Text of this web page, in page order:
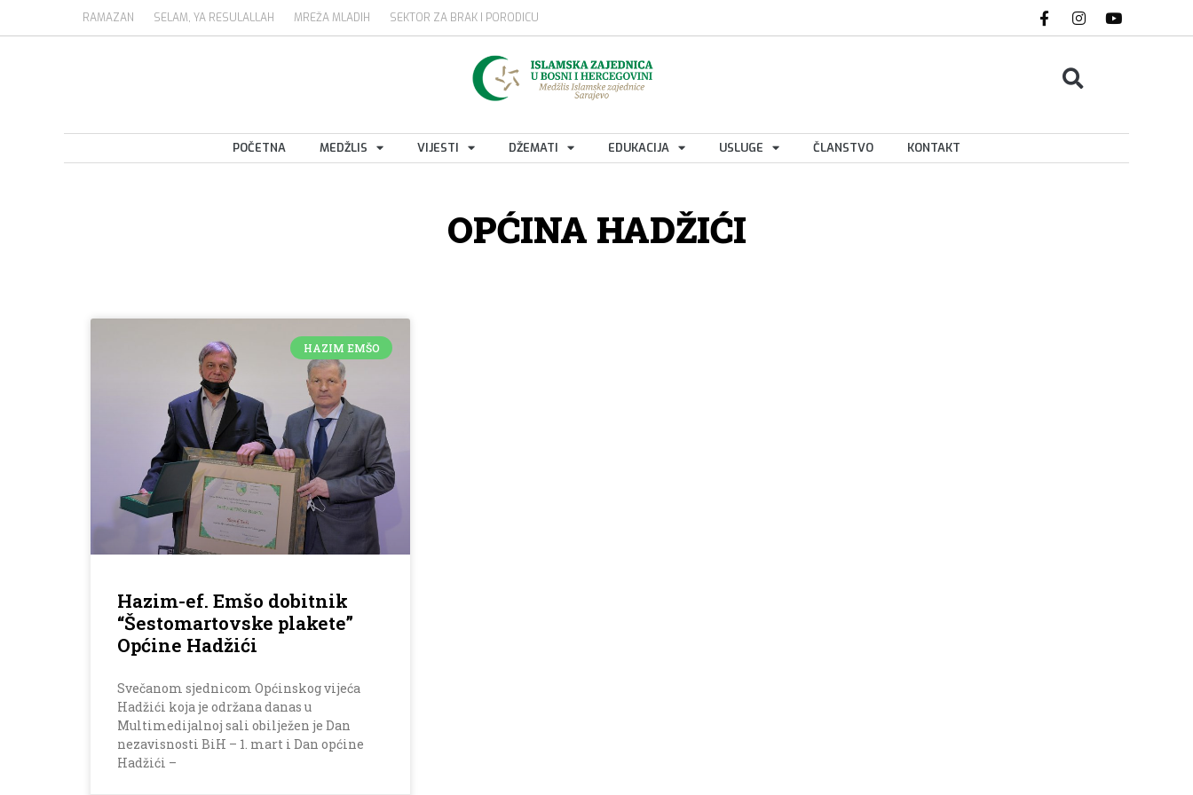
RAMAZAN SELAM, YA RESULALLAH MREŽA MLADIH SEKTOR ZA BRAK I PORODICU
POČETNA MEDŽLIS VIJESTI DŽEMATI EDUKACIJA USLUGE ČLANSTVO KONTAKT
OPĆINA HADŽIĆI
HAZIM EMŠO
Hazim-ef. Emšo dobitnik
“Šestomartovske plakete”
Općine Hadžići
Svečanom sjednicom Općinskog vijeća
Hadžići koja je održana danas u
Multimedijalnoj sali obilježen je Dan
nezavisnosti BiH – 1. mart i Dan općine
Hadžići –